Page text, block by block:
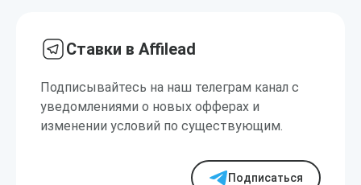
Ставки в Affilead
Подписывайтесь на наш телеграм канал с
уведомлениями о новых офферах и
изменении условий по существующим.
Подписаться